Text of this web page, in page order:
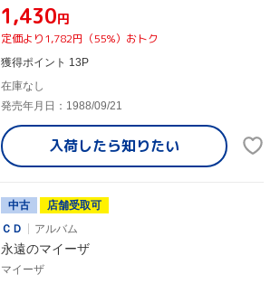
¥1,430円
定価より1,782円（55%）おトク
獲得ポイント 13P
在庫なし
発売年月日：1988/09/21
入荷したら知りたい
中古
店舗受取可
ＣＤ
アルバム
永遠のマイーザ
マイーザ